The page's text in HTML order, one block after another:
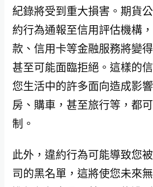
紀錄將受到重大損害。期貨
約行為通報至信用評估機構
款、信用卡等金融服務將變
甚至可能面臨拒絕。這樣的
您生活中的許多面向造成影
房、購車，甚至旅行等，都
制。
此外，違約行為可能導致您
司的黑名單，這將使您未來